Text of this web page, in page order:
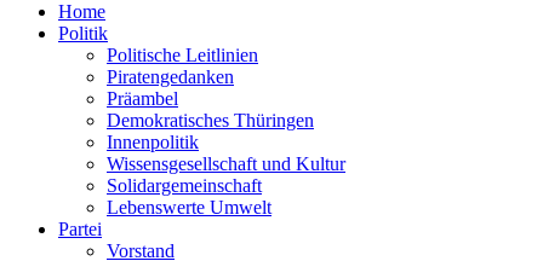
Home
Politik
Politische Leitlinien
Piratengedanken
Präambel
Demokratisches Thüringen
Innenpolitik
Wissensgesellschaft und Kultur
Solidargemeinschaft
Lebenswerte Umwelt
Partei
Vorstand